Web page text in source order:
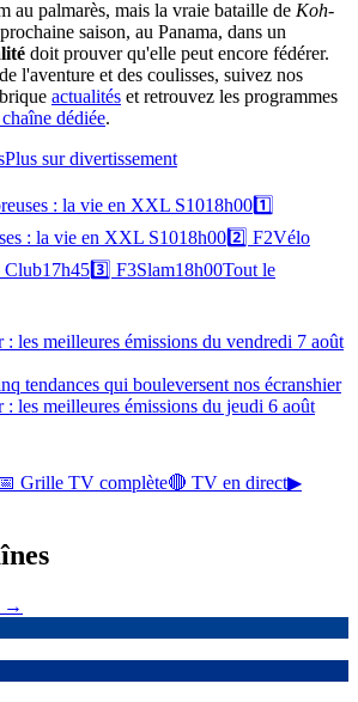
au palmarès, mais la vraie bataille de Koh-
saison, au Panama, dans un
doit prouver qu'elle peut encore fédérer.
l'aventure et des coulisses, suivez nos
actualités et retrouvez les programmes
dédiée.
Plus surdivertissement
: la vie en XXL S1018h001️⃣
: la vie en XXL S1018h002️⃣ F2Vélo
Club17h453️⃣ F3Slam18h00Tout le
les meilleures émissions du vendredi 7 août
tendances qui bouleversent nos écranshier
les meilleures émissions du jeudi 6 août
Grille TV complète🔴 TV en direct▶
→